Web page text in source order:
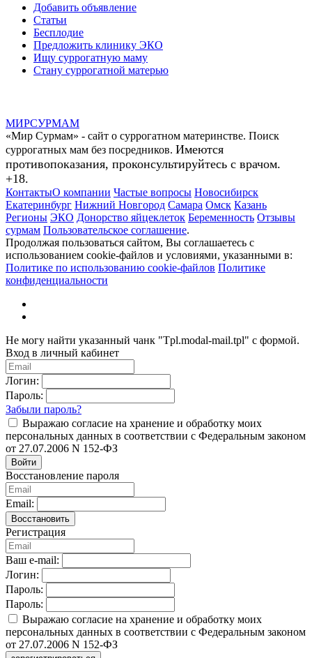
Добавить объявление
Статьи
Бесплодие
Предложить клинику ЭКО
Ищу суррогатную маму
Стану суррогатной матерью
МИРСУРМАМ
«Мир Сурмам» - сайт о суррогатном материнстве. Поиск
суррогатных мам без посредников. Имеются
противопоказания, проконсультируйтесь с врачом.
+18.
КонтактыО компании Частые вопросы Новосибирск
Екатеринбург Нижний Новгород Самара Омск Казань
Регионы ЭКО Донорство яйцеклеток Беременность Отзывы
сурмам Пользовательское соглашение.
Продолжая пользоваться сайтом, Вы соглашаетесь с
использованием cookie-файлов и условиями, указанными в:
Политике по использованию cookie-файлов Политике
конфиденциальности
Не могу найти указанный чанк "Tpl.modal-mail.tpl" с формой.
Вход в личный кабинет
Логин:
Пароль:
Забыли пароль?
Выражаю согласие на хранение и обработку моих
персональных данных в соответствии с Федеральным законом
от 27.07.2006 N 152-ФЗ
Войти
Восстановление пароля
Email:
Восстановить
Регистрация
Ваш e-mail:
Логин:
Пароль:
Пароль:
Выражаю согласие на хранение и обработку моих
персональных данных в соответствии с Федеральным законом
от 27.07.2006 N 152-ФЗ